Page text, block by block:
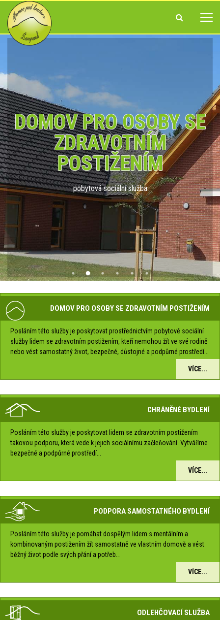
DOMOV PRO OSOBY SE
ZDRAVOTNÍM
POSTIŽENÍM
pobytová sociální služba
DOMOV PRO OSOBY SE ZDRAVOTNÍM POSTIŽENÍM
Posláním této služby je poskytovat prostřednictvím pobytové sociální
služby lidem se zdravotním postižením, kteří nemohou žít ve své rodině
nebo vést samostatný život, bezpečné, důstojné a podpůrné prostředí...
VÍCE...
CHRÁNĚNÉ BYDLENÍ
Posláním této služby je poskytovat lidem se zdravotním postižením
takovou podporu, která vede k jejich sociálnímu začleňování. Vytváříme
bezpečné a podpůrné prostředí...
VÍCE...
PODPORA SAMOSTATNÉHO BYDLENÍ
Posláním této služby je pomáhat dospělým lidem s mentálním a
kombinovaným postižením žít samostatně ve vlastním domově a vést
běžný život podle svých přání a potřeb…
VÍCE...
ODLEHČOVACÍ SLUŽBA